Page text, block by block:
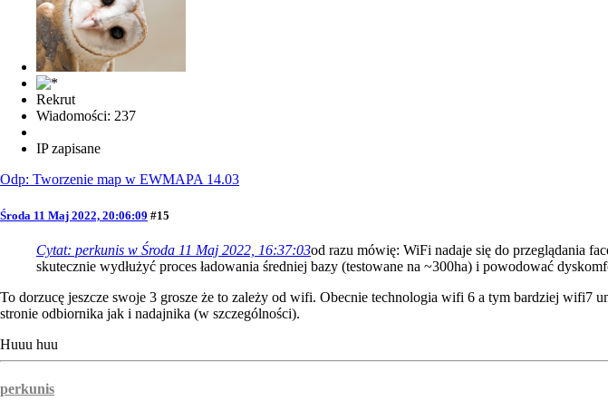
Rekrut
Wiadomości: 237
IP zapisane
Odp: Tworzenie map w EWMAPA 14.03
Środa 11 Maj 2022, 20:06:09 #15
Cytat: perkunis w Środa 11 Maj 2022, 16:37:03od razu mówię: WiFi nadaje się do przeglądania
skutecznie wydłużyć proces ładowania średniej bazy (testowane na ~300ha) i powodować
To dorzucę jeszcze swoje 3 grosze że to zależy od wifi. Obecnie technologia wifi 6 a tym bardziej
stronie odbiornika jak i nadajnika (w szczególności).
Huuu huu
perkunis